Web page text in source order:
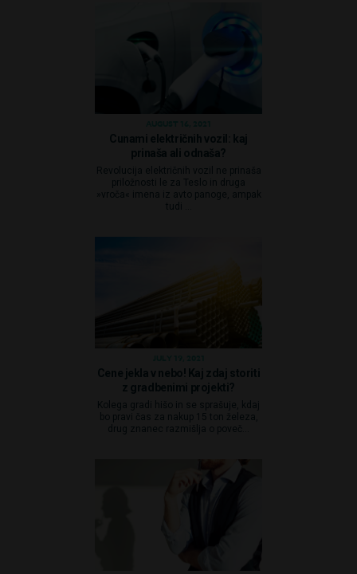
Cunami električnih vozil: kaj
prinaša ali odnaša?
Revolucija električnih vozil ne prinaša
priložnosti le za Teslo in druga
»vroča« imena iz avto panoge, ampak
tudi ...
Cene jekla v nebo! Kaj zdaj storiti
z gradbenimi projekti?
Kolega gradi hišo in se sprašuje, kdaj
bo pravi čas za nakup 15 ton železa,
drug znanec razmišlja o poveč...